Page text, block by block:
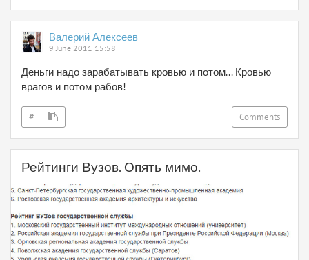
Валерий Алексеев
9 June 2011 15:58
Деньги надо зарабатывать кровью и потом... Кровью
врагов и потом рабов!
# Comments
Рейтинги Вузов. Опять мимо.